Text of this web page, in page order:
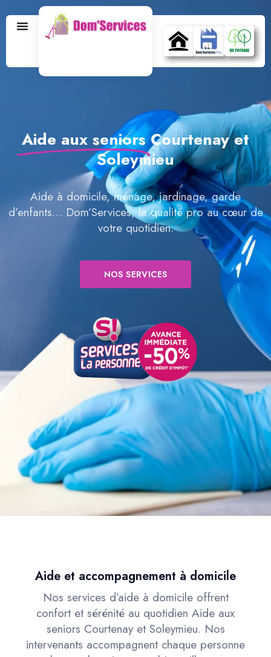
Aide aux seniors Courtenay et
Soleymieu
Aide à domicile, ménage, jardinage, garde
d’enfants… Dom’Services, la qualité pro au cœur de
votre quotidien.
NOS SERVICES
Aide et accompagnement à domicile
Nos services d’aide à domicile offrent
confort et sérénité au quotidien Aide aux
seniors Courtenay et Soleymieu. Nos
intervenants accompagnent chaque personne